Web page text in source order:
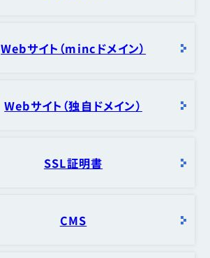
Webサイト（mincドメイン）
Webサイト（独自ドメイン）
SSL証明書
CMS